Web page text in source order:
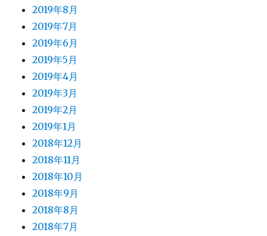
2019年8月
2019年7月
2019年6月
2019年5月
2019年4月
2019年3月
2019年2月
2019年1月
2018年12月
2018年11月
2018年10月
2018年9月
2018年8月
2018年7月